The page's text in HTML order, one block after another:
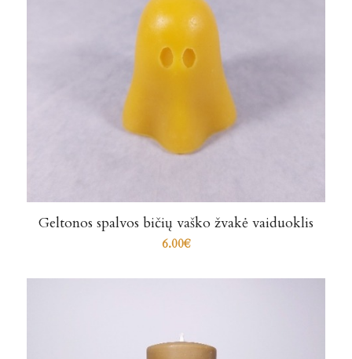
Geltonos spalvos bičių vaško žvakė vaiduoklis
6.00€